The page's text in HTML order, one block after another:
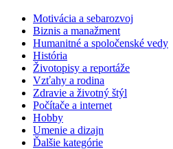
Motivácia a sebarozvoj
Biznis a manažment
Humanitné a spoločenské vedy
História
Životopisy a reportáže
Vzťahy a rodina
Zdravie a životný štýl
Počítače a internet
Hobby
Umenie a dizajn
Ďalšie kategórie